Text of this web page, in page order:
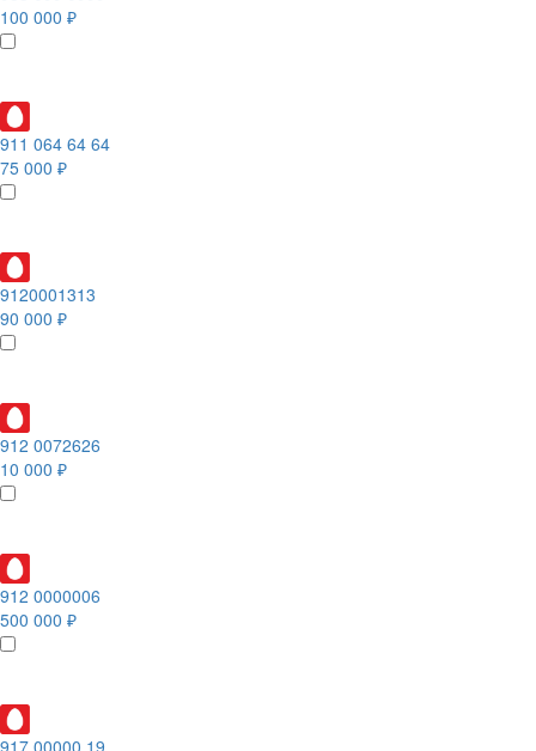
100 000 ₽
911 064 64 64
75 000 ₽
9120001313
90 000 ₽
912 0072626
10 000 ₽
912 0000006
500 000 ₽